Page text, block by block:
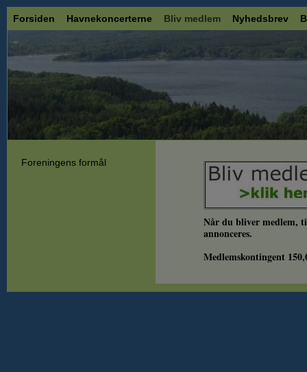
Forsiden Havnekoncerterne Bliv medlem Nyhedsbrev
Foreningens formål
Når du bliver medlem,
annonceres.
Medlemskontingent